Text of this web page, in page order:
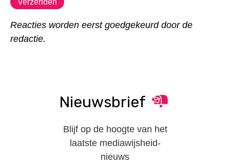
Reacties worden eerst goedgekeurd door de
redactie.
Nieuwsbrief
Blijf op de hoogte van het
laatste mediawijsheid-
nieuws